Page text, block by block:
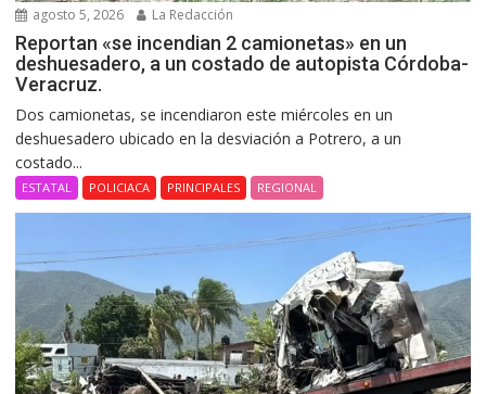
agosto 5, 2026 La Redacción
Reportan «se incendian 2 camionetas» en un
deshuesadero, a un costado de autopista Córdoba-
Veracruz.
Dos camionetas, se incendiaron este miércoles en un
deshuesadero ubicado en la desviación a Potrero, a un
costado...
ESTATAL POLICIACA PRINCIPALES REGIONAL